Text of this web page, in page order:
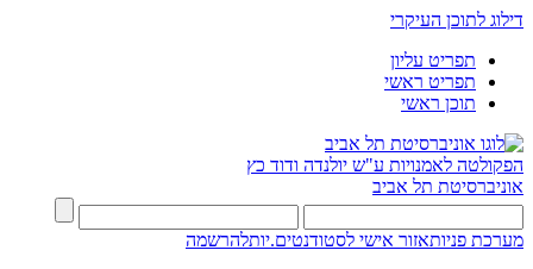
דילוג לתוכן העיקרי
תפריט עליון
תפריט ראשי
תוכן ראשי
הפקולטה לאמנויות ע"ש יולנדה ודוד כץ
אוניברסיטת תל אביב
מערכת פניותאזור אישי לסטודנטים.יותלהרשמה